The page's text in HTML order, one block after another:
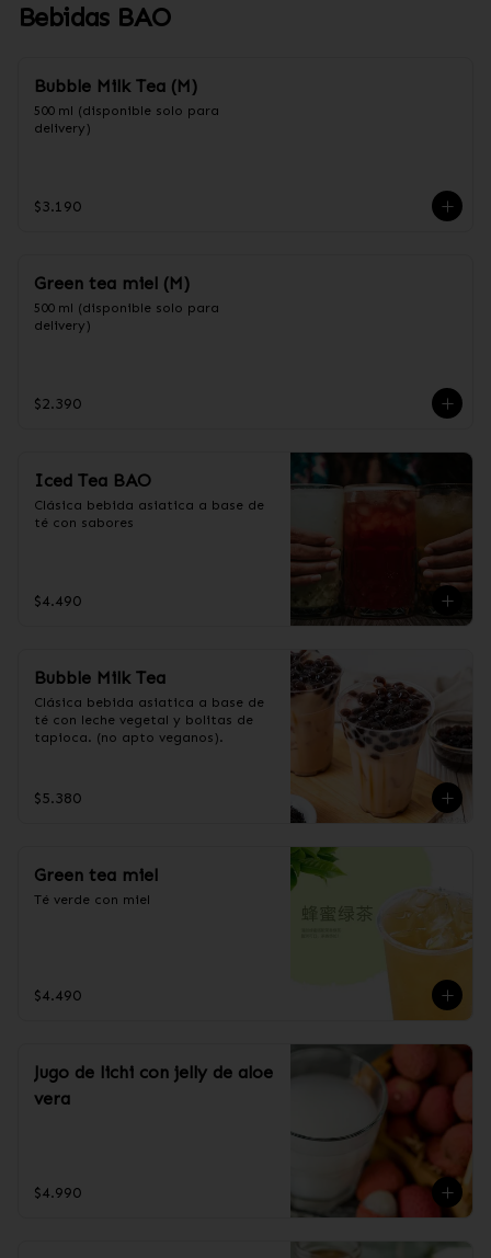
Bebidas BAO
Bubble Milk Tea (M)
500 ml (disponible solo para
delivery)
$3.190
Green tea miel (M)
500 ml (disponible solo para
delivery)
$2.390
Iced Tea BAO
Clásica bebida asiatica a base de
té con sabores
$4.490
Bubble Milk Tea
Clásica bebida asiatica a base de
té con leche vegetal y bolitas de
tapioca. (no apto veganos).
$5.380
Green tea miel
Té verde con miel
$4.490
Jugo de lichi con jelly de aloe
vera
$4.990